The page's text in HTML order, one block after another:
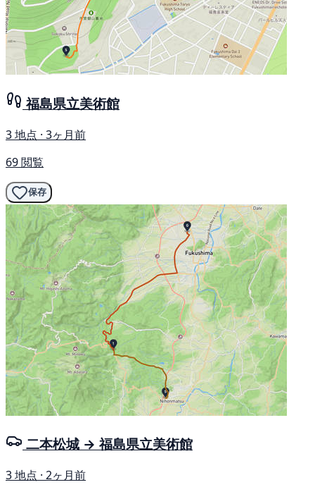
福島県立美術館
3 地点 · 3ヶ月前
69 閲覧
保存
二本松城 → 福島県立美術館
3 地点 · 2ヶ月前